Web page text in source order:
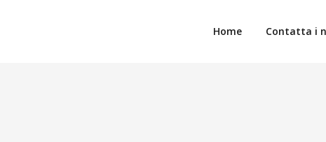
Home Contatta i